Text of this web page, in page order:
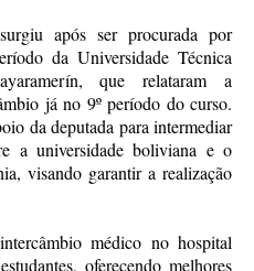
após ser procurada por
da Universidade Técnica
que relataram a
já no 9º período do curso.
da deputada para intermediar
a universidade boliviana e o
visando garantir a realização
médico no hospital
oferecendo melhores